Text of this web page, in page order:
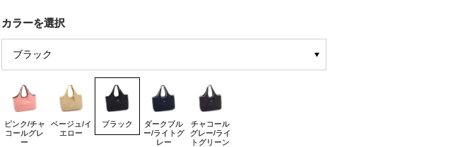
カラーを選択
ピンク/チャ
コールグレ
ー
ベージュ/イ
エロー
ブラック
ダークブル
ー/ライトグ
レー
チャコール
グレー/ライ
トグリーン